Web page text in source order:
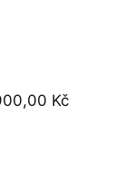
Kč